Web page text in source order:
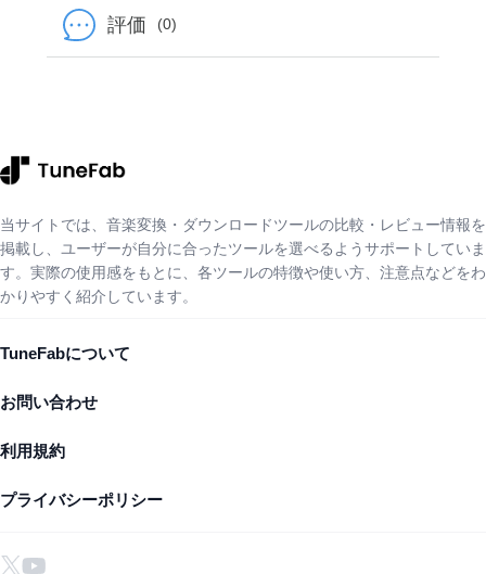
評価 (0)
当サイトでは、音楽変換・ダウンロードツールの比較・レビュー情報を
掲載し、ユーザーが自分に合ったツールを選べるようサポートしていま
す。実際の使用感をもとに、各ツールの特徴や使い方、注意点などをわ
かりやすく紹介しています。
TuneFabについて
お問い合わせ
利用規約
プライバシーポリシー